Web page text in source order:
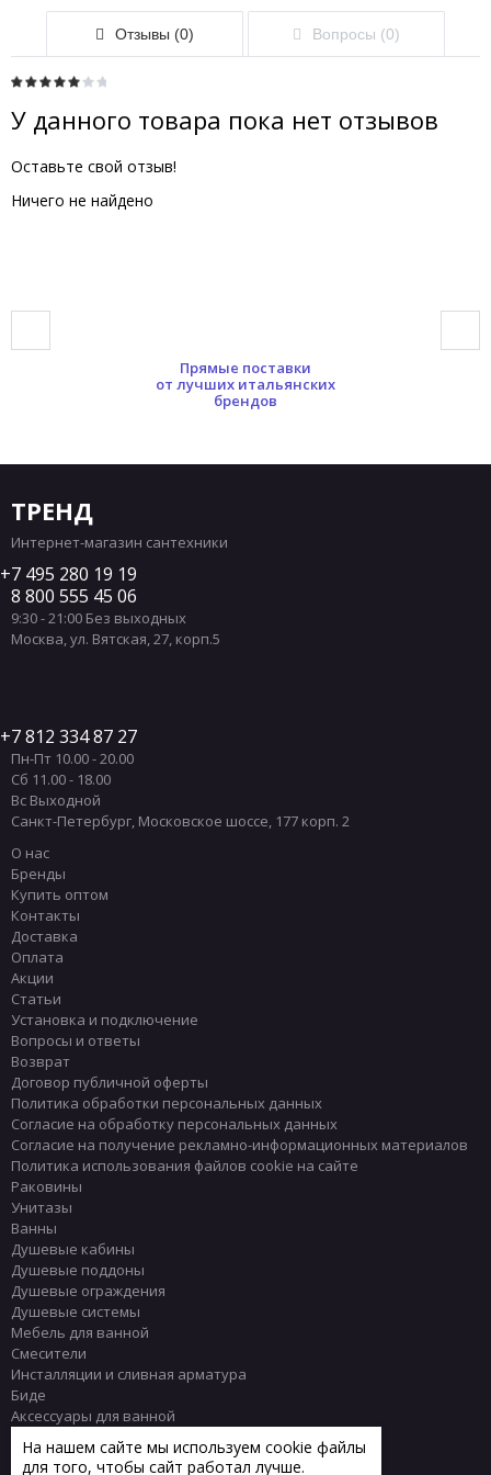
Отзывы (0) Вопросы (0)
У данного товара пока нет отзывов
Оставьте свой отзыв!
Ничего не найдено
Прямые поставки
от лучших итальянских
брендов
ТРЕНД
Интернет-магазин сантехники
7 495 280 19 19
8 800 555 45 06
9:30 - 21:00 Без выходных
Москва,ул. Вятская, 27, корп.5
7 812 334 87 27
Пн-Пт 10.00 - 20.00
Сб 11.00 - 18.00
Вс Выходной
Санкт-Петербург, Московское шоссе, 177 корп. 2
О нас
Бренды
Купить оптом
Контакты
Доставка
Оплата
Акции
Статьи
Установка и подключение
Вопросы и ответы
Возврат
Договор публичной оферты
Политика обработки персональных данных
Согласие на обработку персональных данных
Согласие на получение рекламно-информационных материалов
Политика использования файлов cookie на сайте
Раковины
Унитазы
Ванны
Душевые кабины
Душевые поддоны
Душевые ограждения
Душевые системы
Мебель для ванной
Смесители
Инсталляции и сливная арматура
Биде
Аксессуары для ванной
Полотенцесушители
На нашем сайте мы используем cookie файлы
для того, чтобы сайт работал лучше.